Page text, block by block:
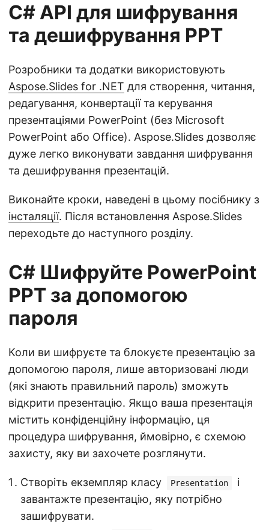
C# API для шифрування
та дешифрування PPT
Розробники та додатки використовують
Aspose.Slides for .NET для створення, читання,
редагування, конвертації та керування
презентаціями PowerPoint (без Microsoft
PowerPoint або Office). Aspose.Slides дозволяє
дуже легко виконувати завдання шифрування
та дешифрування презентацій.
Виконайте кроки, наведені в цьому посібнику з
інсталяції. Після встановлення Aspose.Slides
переходьте до наступного розділу.
C# Шифруйте PowerPoint
PPT за допомогою
пароля
Коли ви шифруєте та блокуєте презентацію за
допомогою пароля, лише авторизовані люди
(які знають правильний пароль) зможуть
відкрити презентацію. Якщо ваша презентація
містить конфіденційну інформацію, ця
процедура шифрування, ймовірно, є схемою
захисту, яку ви захочете розглянути.
Створіть екземпляр класу Presentation
і
завантажте презентацію, яку потрібно
зашифрувати.